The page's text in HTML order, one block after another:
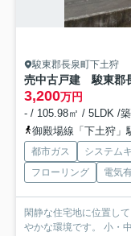
駿東郡長泉町下土狩
売中古戸建 駿東郡
3,200万円
- / 105.98㎡ / 5LDK /
御殿場線「下土狩」
都市ガス システム
フローリング
電気
閑静な住宅地に位置し
やかな